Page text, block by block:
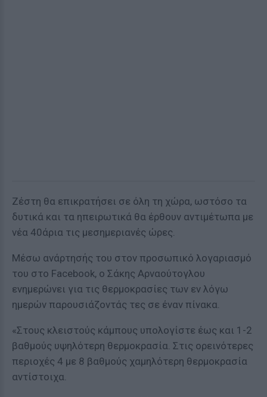
Ζέστη θα επικρατήσει σε όλη τη χώρα, ωστόσο τα
δυτικά και τα ηπειρωτικά θα έρθουν αντιμέτωπα με
νέα 40άρια τις μεσημεριανές ώρες.
Μέσω ανάρτησής του στον προσωπικό λογαριασμό
του στο Facebook, ο Σάκης Αρναούτογλου
ενημερώνει για τις θερμοκρασίες των εν λόγω
ημερών παρουσιάζοντάς τες σε έναν πίνακα.
«Στους κλειστούς κάμπους υπολογίστε έως και 1-2
βαθμούς υψηλότερη θερμοκρασία. Στις ορεινότερες
περιοχές 4 με 8 βαθμούς χαμηλότερη θερμοκρασία
αντίστοιχα.